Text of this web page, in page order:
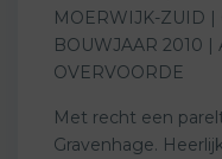
MOERWIJK-ZUID |
BOUWJAAR 2010 |
OVERVOORDE
Met recht een
Gravenhage.